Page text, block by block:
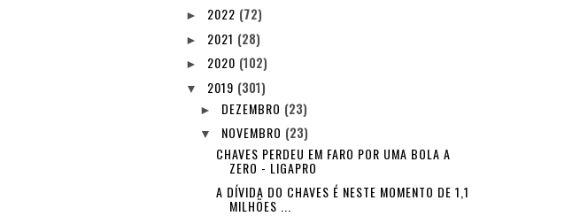
► 2022 (72)
► 2021 (28)
► 2020 (102)
▼ 2019 (301)
► DEZEMBRO (23)
▼ NOVEMBRO (23)
CHAVES PERDEU EM FARO POR UMA BOLA A
ZERO - LIGAPRO
A DÍVIDA DO CHAVES É NESTE MOMENTO DE 1,1
MILHÕES ...